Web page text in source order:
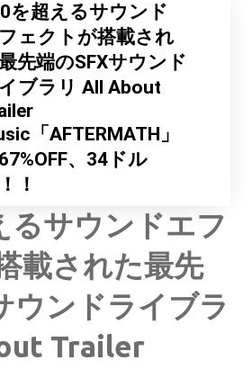
を超えるサウンド
ェクトが搭載され
先端のSFXサウンド
ブラリ All About
「AFTERMATH」
、34ドル
！
るサウンドエフ
載された最先
ウンドライブラ
Trailer